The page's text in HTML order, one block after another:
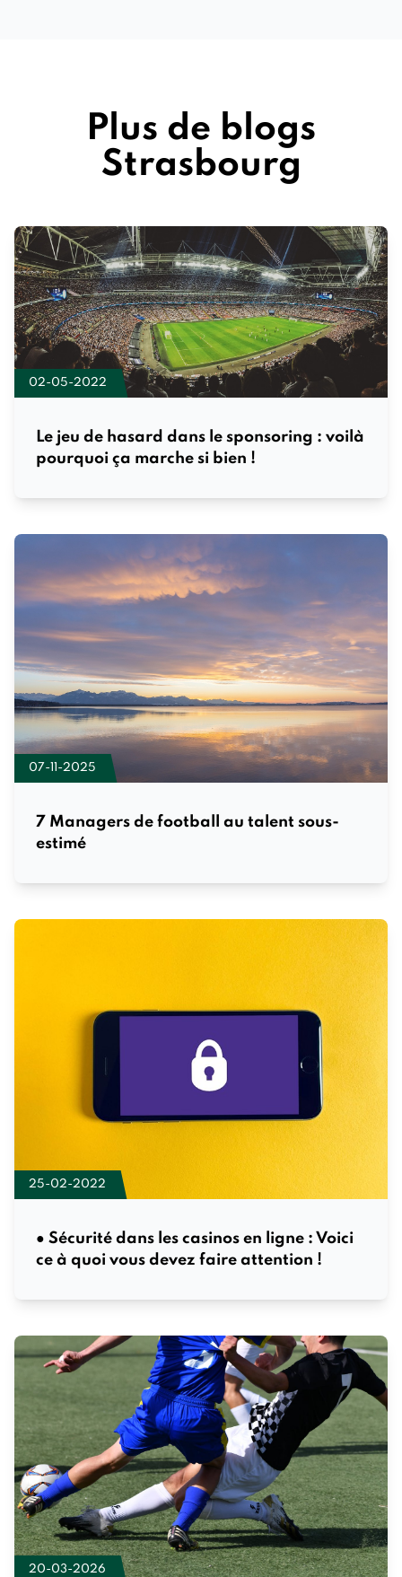
Plus de blogs
Strasbourg
02-05-2022
Le jeu de hasard dans le sponsoring : voilà
pourquoi ça marche si bien !
07-11-2025
7 Managers de football au talent sous-
estimé
25-02-2022
● Sécurité dans les casinos en ligne : Voici
ce à quoi vous devez faire attention !
20-03-2026